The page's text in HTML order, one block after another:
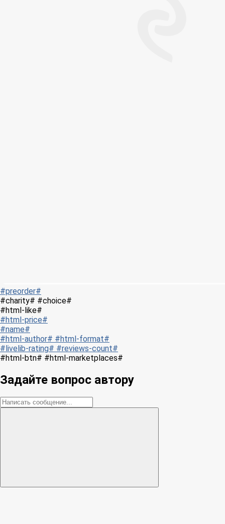
#preorder#
#charity# #choice#
#html-like#
#html-price#
#name#
#html-author# #html-format#
#livelib-rating# #reviews-count#
#html-btn# #html-marketplaces#
Задайте вопрос автору